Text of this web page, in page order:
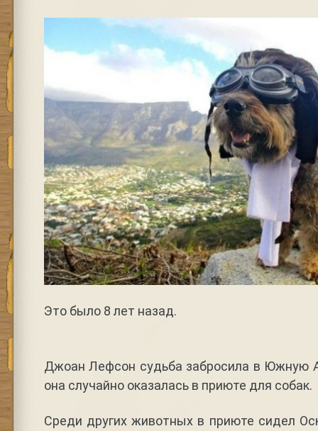
Это было 8 лет назад.
Джоан Лефсон судьба забросила в Южную
она случайно оказалась в приюте для собак.
Среди других животных в приюте сидел